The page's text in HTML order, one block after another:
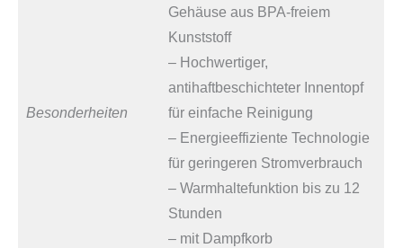
Besonderheiten
Gehäuse aus BPA-freiem
Kunststoff
– Hochwertiger,
antihaftbeschichteter Innentopf
für einfache Reinigung
– Energieeffiziente Technologie
für geringeren Stromverbrauch
– Warmhaltefunktion bis zu 12
Stunden
– mit Dampfkorb